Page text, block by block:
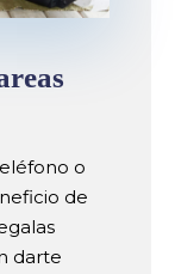
o
de
darte